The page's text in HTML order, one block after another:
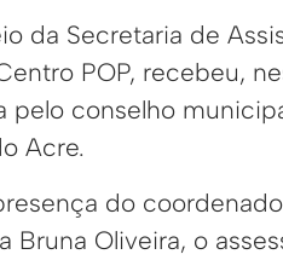
da Secretaria de
POP, recebeu,
conselho
Acre.
do
Bruna Oliveira, o